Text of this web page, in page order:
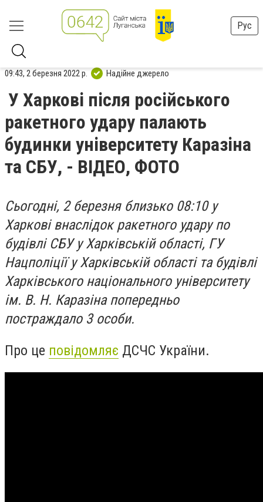
Рус
09:43, 2 березня 2022 р. Надійне джерело
У Харкові після російського
ракетного удару палають
будинки університету Каразіна
та СБУ, - ВІДЕО, ФОТО
Сьогодні, 2 березня близько 08:10 у
Харкові внаслідок ракетного удару по
будівлі СБУ у Харківській області, ГУ
Нацполіції у Харківській області та будівлі
Харківського національного університету
ім. В. Н. Каразіна попередньо
постраждало 3 особи.
Про це повідомляє ДСЧС України.